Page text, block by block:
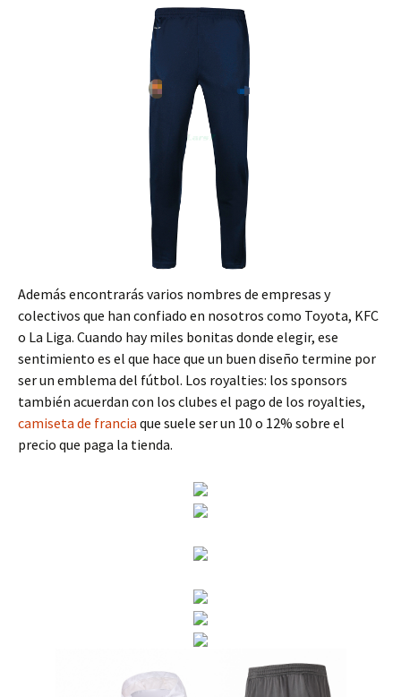
Además encontrarás varios nombres de empresas y
colectivos que han confiado en nosotros como Toyota, KFC
o La Liga. Cuando hay miles bonitas donde elegir, ese
sentimiento es el que hace que un buen diseño termine por
ser un emblema del fútbol. Los royalties: los sponsors
también acuerdan con los clubes el pago de los royalties,
camiseta de francia que suele ser un 10 o 12% sobre el
precio que paga la tienda.